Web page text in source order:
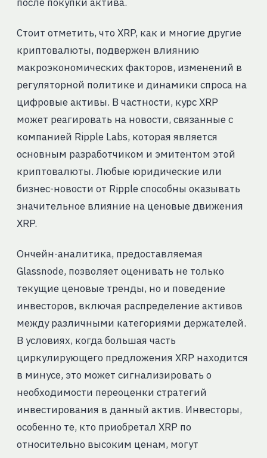
Стоит отметить, что XRP, как и многие другие
криптовалюты, подвержен влиянию
макроэкономических факторов, изменений в
регуляторной политике и динамики спроса на
цифровые активы. В частности, курс XRP
может реагировать на новости, связанные с
компанией Ripple Labs, которая является
основным разработчиком и эмитентом этой
криптовалюты. Любые юридические или
бизнес-новости от Ripple способны оказывать
значительное влияние на ценовые движения
XRP.
Ончейн-аналитика, предоставляемая
Glassnode, позволяет оценивать не только
текущие ценовые тренды, но и поведение
инвесторов, включая распределение активов
между различными категориями держателей.
В условиях, когда большая часть
циркулирующего предложения XRP находится
в минусе, это может сигнализировать о
необходимости переоценки стратегий
инвестирования в данный актив. Инвесторы,
особенно те, кто приобретал XRP по
относительно высоким ценам, могут